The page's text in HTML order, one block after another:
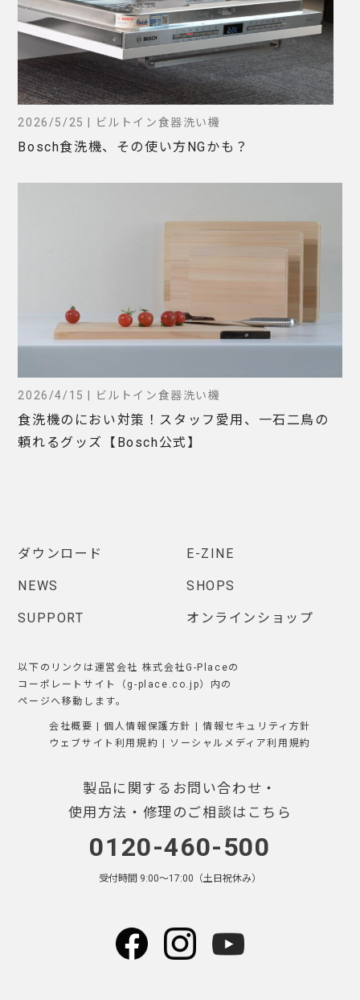
2026/5/25 | ビルトイン食器洗い機
Bosch食洗機、その使い方NGかも？
2026/4/15 | ビルトイン食器洗い機
食洗機のにおい対策！スタッフ愛用、一石二鳥の
頼れるグッズ【Bosch公式】
ダウンロード E-ZINE
NEWS SHOPS
SUPPORT オンラインショップ
以下のリンクは運営会社 株式会社G-Placeの
コーポレートサイト（g-place.co.jp）内の
ページへ移動します。
会社概要 |個人情報保護方針
情報セキュリティ方針
ウェブサイト利用規約
ソーシャルメディア利用規約
製品に関するお問い合わせ・
使用方法・修理のご相談はこちら
0120-460-500
受付時間 9:00〜17:00（土日祝休み）